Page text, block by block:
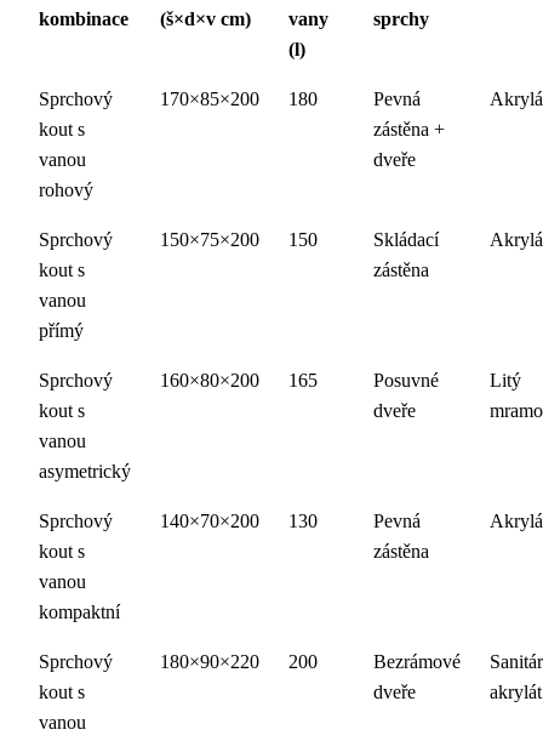
kombinace
(š×d×v cm)
vany
(l)
sprchy
Sprchový
kout s
vanou
rohový
170×85×200 180
Pevná
zástěna +
dveře
Sprchový
kout s
vanou
přímý
150×75×200 150
Skládací
zástěna
Sprchový
kout s
vanou
asymetrický
160×80×200 165
Posuvné
dveře
Litý
Sprchový
kout s
vanou
kompaktní
140×70×200 130
Pevná
zástěna
Sprchový
kout s
vanou
180×90×220 200
Bezrámové
dveře
akrylát